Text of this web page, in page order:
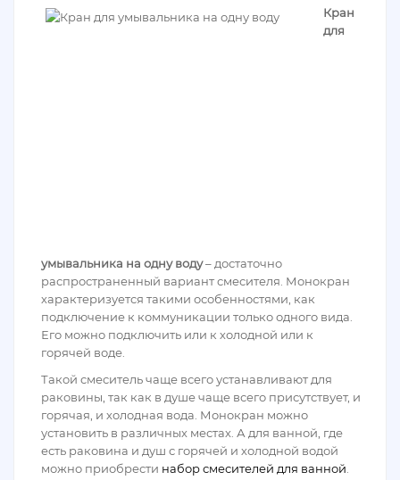
Кран
для
умывальника на одну воду– достаточно
распространенный вариант смесителя. Монокран
характеризуется такими особенностями, как
подключение к коммуникации только одного вида.
Его можно подключить или к холодной или к
горячей воде.
Такой смеситель чаще всего устанавливают для
раковины, так как в душе чаще всего присутствует, и
горячая, и холодная вода. Монокран можно
установить в различных местах. А для ванной, где
есть раковина и душ с горячей и холодной водой
можно приобрести набор смесителей для ванной